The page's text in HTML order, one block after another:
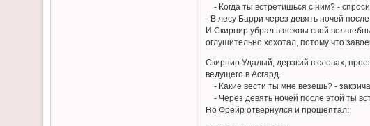
- Когда ты встретишься с ним? -
- В лесу Барри через девять ночей
И Скирнир убрал в ножны свой
оглушительно хохотал, потому что
Скирнир Удалый, дерзкий в словах,
ведущего в Асгард.
- Какие вести ты мне везешь? -
- Через девять ночей после этой ты
Но Фрейр отвернулся и прошептал: